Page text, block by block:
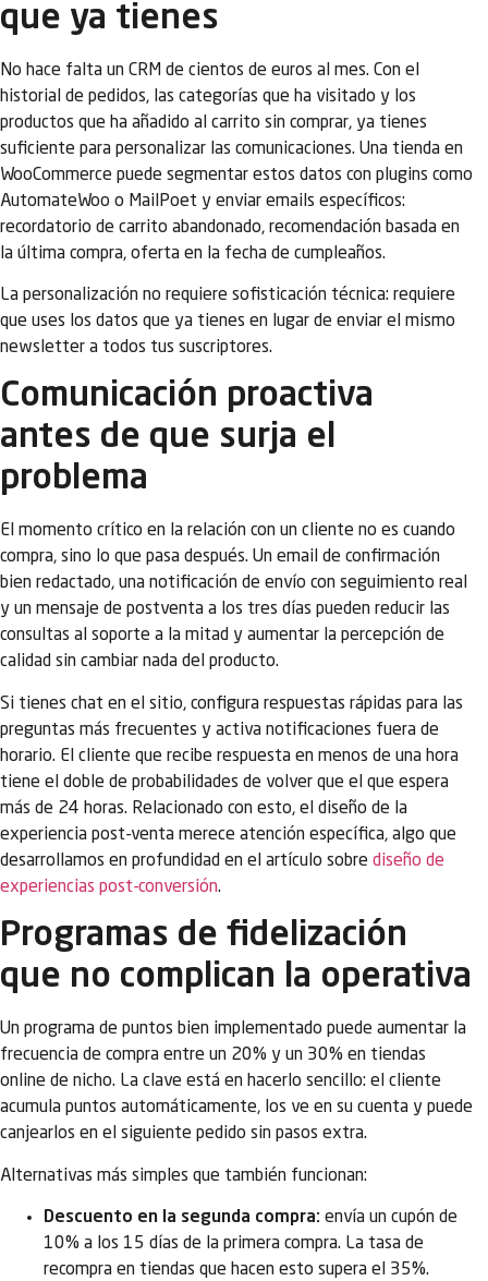
que ya tienes
No hace falta un CRM de cientos de euros al mes. Con el
historial de pedidos, las categorías que ha visitado y los
productos que ha añadido al carrito sin comprar, ya tienes
suficiente para personalizar las comunicaciones. Una tienda en
WooCommerce puede segmentar estos datos con plugins como
AutomateWoo o MailPoet y enviar emails específicos:
recordatorio de carrito abandonado, recomendación basada en
la última compra, oferta en la fecha de cumpleaños.
La personalización no requiere sofisticación técnica: requiere
que uses los datos que ya tienes en lugar de enviar el mismo
newsletter a todos tus suscriptores.
Comunicación proactiva
antes de que surja el
problema
El momento crítico en la relación con un cliente no es cuando
compra, sino lo que pasa después. Un email de confirmación
bien redactado, una notificación de envío con seguimiento real
y un mensaje de postventa a los tres días pueden reducir las
consultas al soporte a la mitad y aumentar la percepción de
calidad sin cambiar nada del producto.
Si tienes chat en el sitio, configura respuestas rápidas para las
preguntas más frecuentes y activa notificaciones fuera de
horario. El cliente que recibe respuesta en menos de una hora
tiene el doble de probabilidades de volver que el que espera
más de 24 horas. Relacionado con esto, el diseño de la
experiencia post-venta merece atención específica, algo que
desarrollamos en profundidad en el artículo sobre diseño de
experiencias post-conversión.
Programas de fidelización
que no complican la operativa
Un programa de puntos bien implementado puede aumentar la
frecuencia de compra entre un 20% y un 30% en tiendas
online de nicho. La clave está en hacerlo sencillo: el cliente
acumula puntos automáticamente, los ve en su cuenta y puede
canjearlos en el siguiente pedido sin pasos extra.
Alternativas más simples que también funcionan:
Descuento en la segunda compra: envía un cupón de
10% a los 15 días de la primera compra. La tasa de
recompra en tiendas que hacen esto supera el 35%.